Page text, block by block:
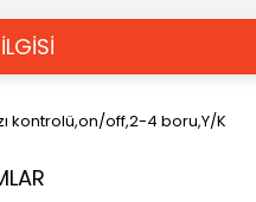
kontrolü,on/off,2-4 boru,Y/K